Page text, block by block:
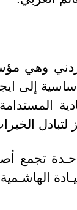
إلى
لتبادل
تجمع